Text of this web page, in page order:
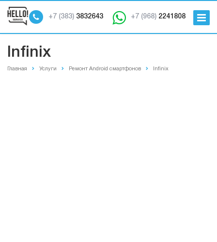
+7 (968) 2241808
+7 (383) 3832643
Infinix
Главная Услуги Ремонт Android смартфонов Infinix